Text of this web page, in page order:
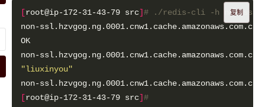
[root@ip-172-31-43-79 src]# ./redis-cli -h non-
"liuxinyou"
[root@ip-172-31-43-79 src]#
复制